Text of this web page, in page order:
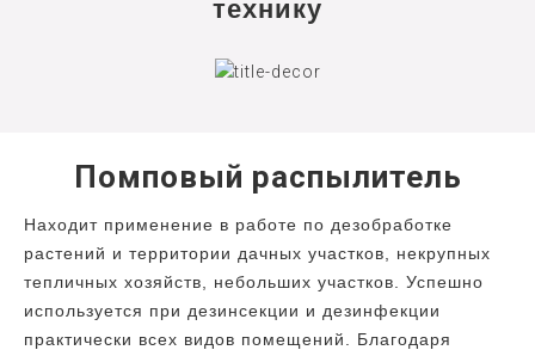
технику
Помповый распылитель
Находит применение в работе по дезобработке
растений и территории дачных участков, некрупных
тепличных хозяйств, небольших участков. Успешно
используется при дезинсекции и дезинфекции
практически всех видов помещений. Благодаря